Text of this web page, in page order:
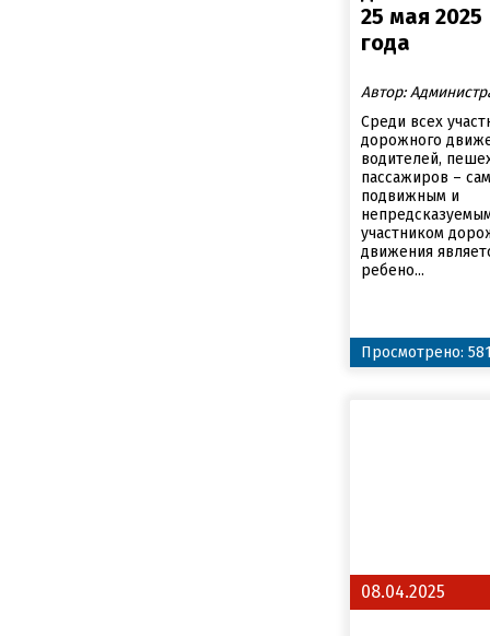
25 мая 2025
года
Автор:
Среди всех
дорожного
водителей,
пассажиров –
подвижным и
участником
движения
ребено...
Просмотрено:
08.04.2025